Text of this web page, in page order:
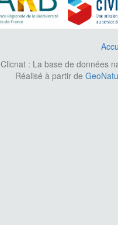
Clicnat : La base de données
Réalisé à partir de